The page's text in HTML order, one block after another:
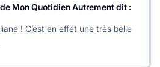
Mon Quotidien Autrementdit :
! C’est en effet une très belle